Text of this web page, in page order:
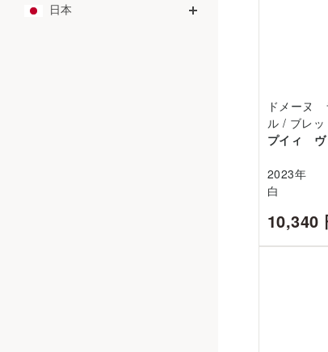
ドメーヌ
ル / ブレ
プイィ
2023年
白
10,340
日本